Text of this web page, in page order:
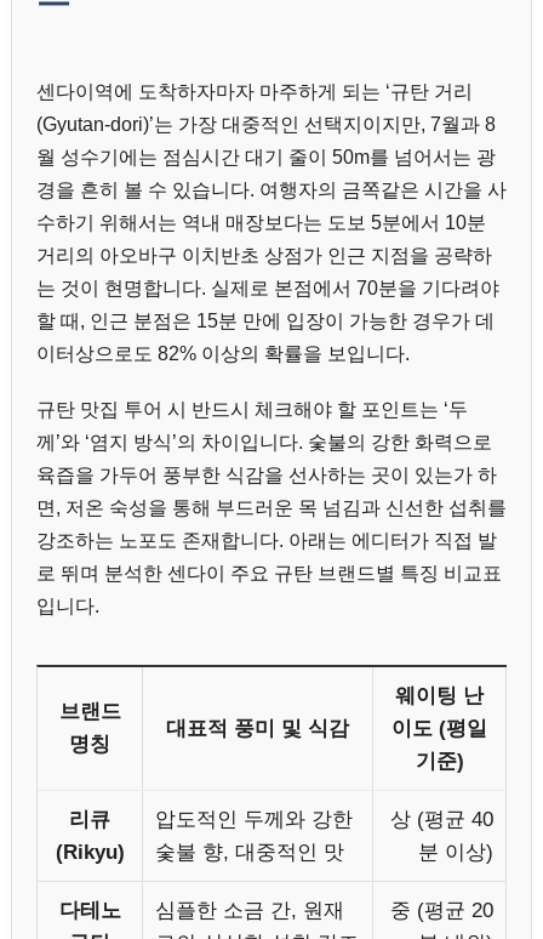
센다이역에 도착하자마자 마주하게 되는 ‘규탄 거리
(Gyutan-dori)’는 가장 대중적인 선택지이지만, 7월과 8
월 성수기에는 점심시간 대기 줄이 50m를 넘어서는 광
경을 흔히 볼 수 있습니다. 여행자의 금쪽같은 시간을 사
수하기 위해서는 역내 매장보다는 도보 5분에서 10분
거리의 아오바구 이치반초 상점가 인근 지점을 공략하
는 것이 현명합니다. 실제로 본점에서 70분을 기다려야
할 때, 인근 분점은 15분 만에 입장이 가능한 경우가 데
이터상으로도 82% 이상의 확률을 보입니다.
규탄 맛집 투어 시 반드시 체크해야 할 포인트는 ‘두
께’와 ‘염지 방식’의 차이입니다. 숯불의 강한 화력으로
육즙을 가두어 풍부한 식감을 선사하는 곳이 있는가 하
면, 저온 숙성을 통해 부드러운 목 넘김과 신선한 섭취를
강조하는 노포도 존재합니다. 아래는 에디터가 직접 발
로 뛰며 분석한 센다이 주요 규탄 브랜드별 특징 비교표
입니다.
브랜드
명칭
대표적 풍미 및 식감
웨이팅 난
이도 (평일
기준)
리큐
(Rikyu)
압도적인 두께와 강한
숯불 향, 대중적인 맛
상 (평균 40
분 이상)
다테노
심플한 소금 간, 원재
중 (평균 20